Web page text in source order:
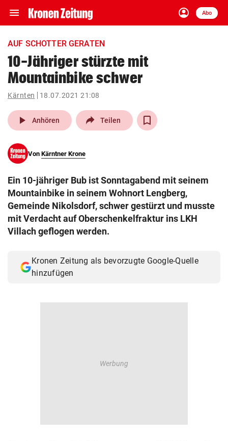
menu Navigation
ein-/ausklappen
account_circle
Anmelden
Abo
close Schließen
account_circle Anmelden
pin_drop
Wien arrow_right
search
eingeben
© Krone Multimedia GmbH & Co KG 2026
AUF SCHOTTER GERATEN
10-Jähriger stürzte mit
Mountainbike schwer
Kärnten 18.07.2021 21:08
play_arrow Anhören Teilen
Von Kärntner Krone
Ein 10-jähriger Bub ist Sonntagabend mit seinem
Mountainbike in seinem Wohnort Lengberg,
Gemeinde Nikolsdorf, schwer gestürzt und musste
mit Verdacht auf Oberschenkelfraktur ins LKH
Villach geflogen werden.
Kronen Zeitung als bevorzugte Google-Quelle
hinzufügen